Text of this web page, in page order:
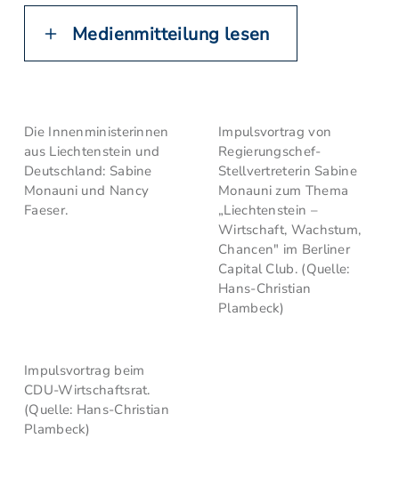
Medienmitteilung lesen
Die Innenministerinnen
aus Liechtenstein und
Deutschland: Sabine
Monauni und Nancy
Faeser.
Impulsvortrag von
Regierungschef-
Stellvertreterin Sabine
Monauni zum Thema
„Liechtenstein –
Wirtschaft, Wachstum,
Chancen" im Berliner
Capital Club. (Quelle:
Hans-Christian
Plambeck)
Impulsvortrag beim
CDU-Wirtschaftsrat.
(Quelle: Hans-Christian
Plambeck)